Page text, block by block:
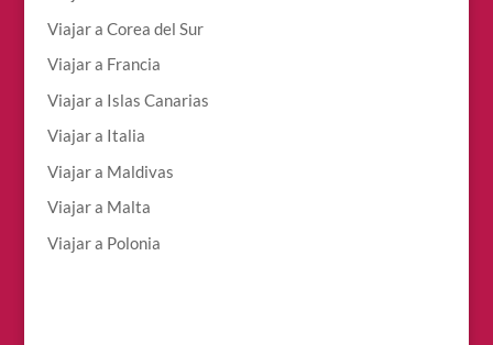
Viajar a Corea del Sur
Viajar a Francia
Viajar a Islas Canarias
Viajar a Italia
Viajar a Maldivas
Viajar a Malta
Viajar a Polonia